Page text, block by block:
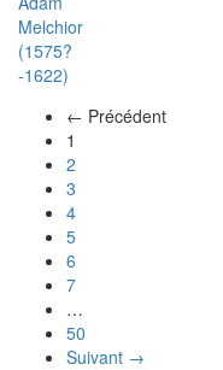
Melchior
(1575?
-1622)
← Précédent
1
2
3
4
5
6
7
…
50
Suivant →